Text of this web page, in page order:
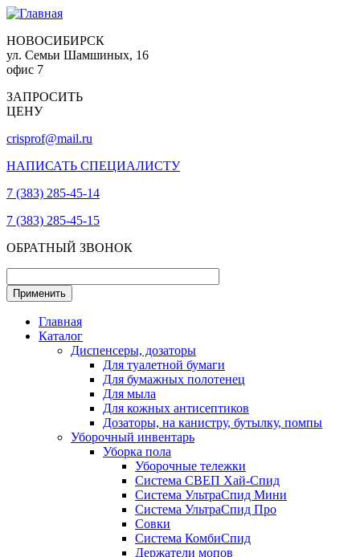
НОВОСИБИРСК
ул. Семьи Шамшиных, 16
офис 7
ЗАПРОСИТЬ
ЦЕНУ
crisprof@mail.ru
НАПИСАТЬ СПЕЦИАЛИСТУ
7 (383) 285-45-14
7 (383) 285-45-15
ОБРАТНЫЙ ЗВОНОК
Главная
Каталог
Диспенсеры, дозаторы
Для туалетной бумаги
Для бумажных полотенец
Для мыла
Для кожных антисептиков
Дозаторы, на канистру, бутылку, помпы
Уборочный инвентарь
Уборка пола
Уборочные тележки
Система СВЕП Хай-Спид
Система УльтраСпид Мини
Система УльтраСпид Про
Совки
Система КомбиСпид
Держатели мопов